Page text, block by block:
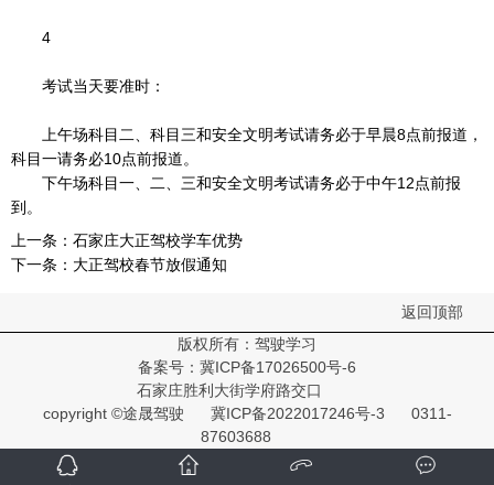
4
考试当天要准时：
上午场科目二、科目三和安全文明考试请务必于早晨8点前报道，
科目一请务必10点前报道。
下午场科目一、二、三和安全文明考试请务必于中午12点前报
到。
上一条： 石家庄大正驾校学车优势
下一条： 大正驾校春节放假通知
返回顶部
版权所有：驾驶学习
备案号： 冀ICP备17026500号-6
石家庄胜利大街学府路交口
copyright ©途晟驾驶
冀ICP备2022017246号-3
0311-
87603688